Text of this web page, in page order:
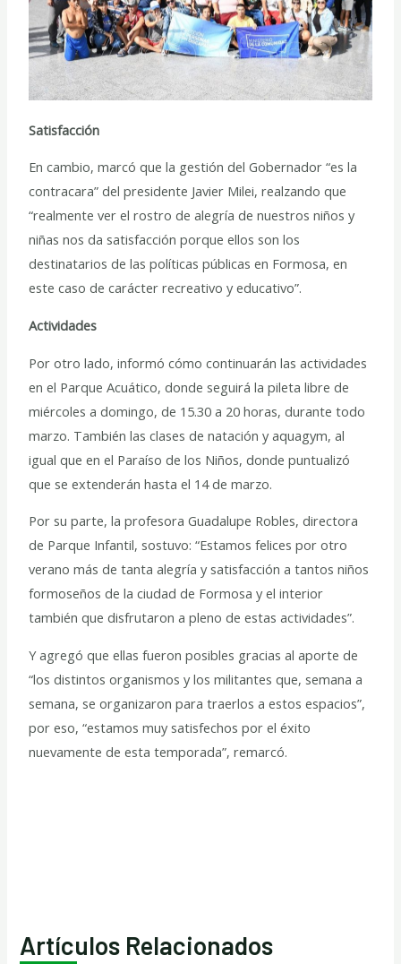
Satisfacción
En cambio, marcó que la gestión del Gobernador “es la
contracara” del presidente Javier Milei, realzando que
“realmente ver el rostro de alegría de nuestros niños y
niñas nos da satisfacción porque ellos son los
destinatarios de las políticas públicas en Formosa, en
este caso de carácter recreativo y educativo”.
Actividades
Por otro lado, informó cómo continuarán las actividades
en el Parque Acuático, donde seguirá la pileta libre de
miércoles a domingo, de 15.30 a 20 horas, durante todo
marzo. También las clases de natación y aquagym, al
igual que en el Paraíso de los Niños, donde puntualizó
que se extenderán hasta el 14 de marzo.
Por su parte, la profesora Guadalupe Robles, directora
de Parque Infantil, sostuvo: “Estamos felices por otro
verano más de tanta alegría y satisfacción a tantos niños
formoseños de la ciudad de Formosa y el interior
también que disfrutaron a pleno de estas actividades”.
Y agregó que ellas fueron posibles gracias al aporte de
“los distintos organismos y los militantes que, semana a
semana, se organizaron para traerlos a estos espacios”,
por eso, “estamos muy satisfechos por el éxito
nuevamente de esta temporada”, remarcó.
Artículos Relacionados